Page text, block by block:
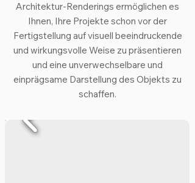
Architektur-Renderings ermöglichen es
Ihnen, Ihre Projekte schon vor der
Fertigstellung auf visuell beeindruckende
und wirkungsvolle Weise zu präsentieren
und eine unverwechselbare und
einprägsame Darstellung des Objekts zu
schaffen.